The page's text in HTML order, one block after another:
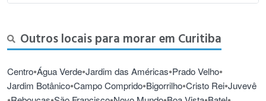
Outros locais para morar em Curitiba
Centro•Água Verde•Jardim das Américas•Prado Velho•
Jardim Botânico•Campo Comprido•Bigorrilho•Cristo Rei•Juvevê